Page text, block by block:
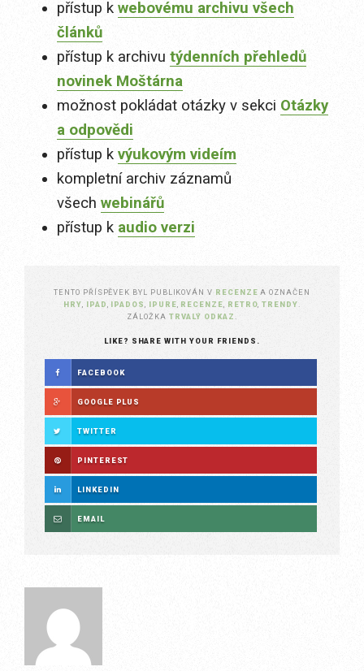
přístup k webovému archivu všech
článků
přístup k archivu týdenních přehledů
novinek Moštárna
možnost pokládat otázky v sekci Otázky
a odpovědi
přístup k výukovým videím
kompletní archiv záznamů
všech webinářů
přístup k audio verzi
TENTO PŘÍSPĚVEK BYL PUBLIKOVÁN V RECENZE A OZNAČEN
HRY
IPAD IPADOS IPURE RECENZE RETRO ,TRENDY
ZÁLOŽKA TRVALÝ ODKAZ
LIKE? SHARE WITH YOUR FRIENDS.
FACEBOOK
GOOGLE PLUS
TWITTER
PINTEREST
LINKEDIN
EMAIL